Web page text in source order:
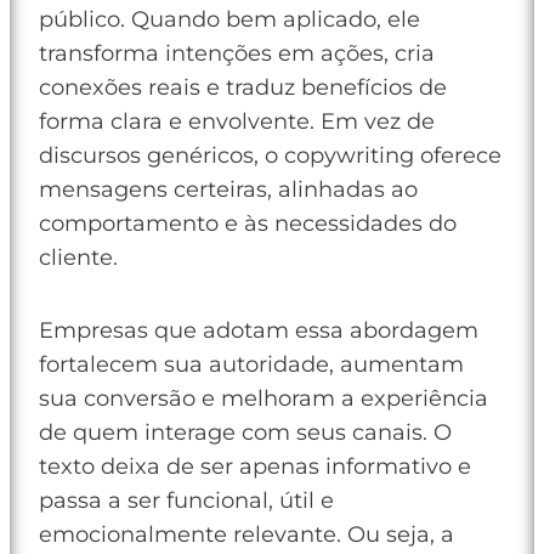
público. Quando bem aplicado, ele
transforma intenções em ações, cria
conexões reais e traduz benefícios de
forma clara e envolvente. Em vez de
discursos genéricos, o copywriting oferece
mensagens certeiras, alinhadas ao
comportamento e às necessidades do
cliente.
Empresas que adotam essa abordagem
fortalecem sua autoridade, aumentam
sua conversão e melhoram a experiência
de quem interage com seus canais. O
texto deixa de ser apenas informativo e
passa a ser funcional, útil e
emocionalmente relevante. Ou seja, a